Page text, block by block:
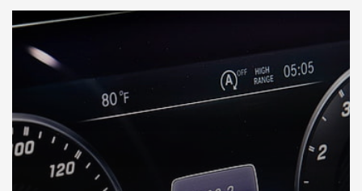
DÉCOUVREZ VOTRE INSPECTION AUTO au Mali